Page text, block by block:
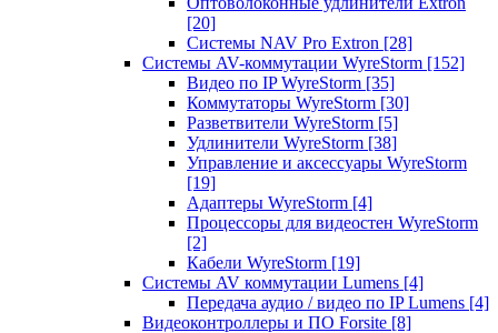
[20]
Системы NAV Pro Extron [28]
Системы AV-коммутации WyreStorm [152]
Видео по IP WyreStorm [35]
Коммутаторы WyreStorm [30]
Разветвители WyreStorm [5]
Удлинители WyreStorm [38]
Управление и аксессуары WyreStorm
[19]
Адаптеры WyreStorm [4]
Процессоры для видеостен WyreStorm
[2]
Кабели WyreStorm [19]
Системы AV коммутации Lumens [4]
Передача аудио / видео по IP Lumens [4]
Видеоконтроллеры и ПО Forsite [8]